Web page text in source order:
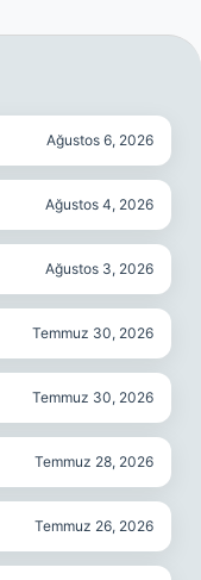
Ağustos 6, 2026
Ağustos 4, 2026
Ağustos 3, 2026
Temmuz 30, 2026
Temmuz 30, 2026
Temmuz 28, 2026
Temmuz 26, 2026